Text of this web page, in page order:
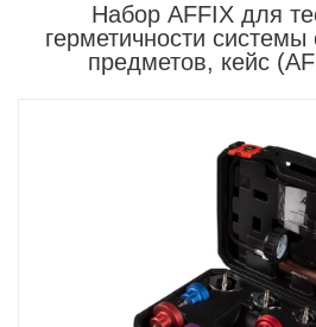
Набор AFFIX для
герметичности
предметов, кейс